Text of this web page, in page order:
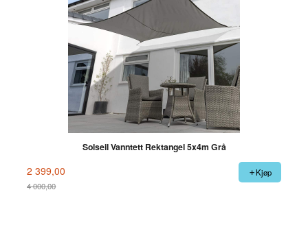
Solseil Vanntett Rektangel 5x4m Grå
2 399,00
4 000,00
Kjøp